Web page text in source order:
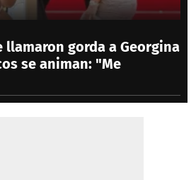
llamaron gorda a Georgina
se animan: "Me